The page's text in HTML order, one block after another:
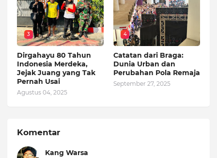
3
Dirgahayu 80 Tahun
Indonesia Merdeka,
Jejak Juang yang Tak
Pernah Usai
Agustus 04, 2025
4
Catatan dari Braga:
Dunia Urban dan
Perubahan Pola Remaja
September 27, 2025
Komentar
Kang Warsa